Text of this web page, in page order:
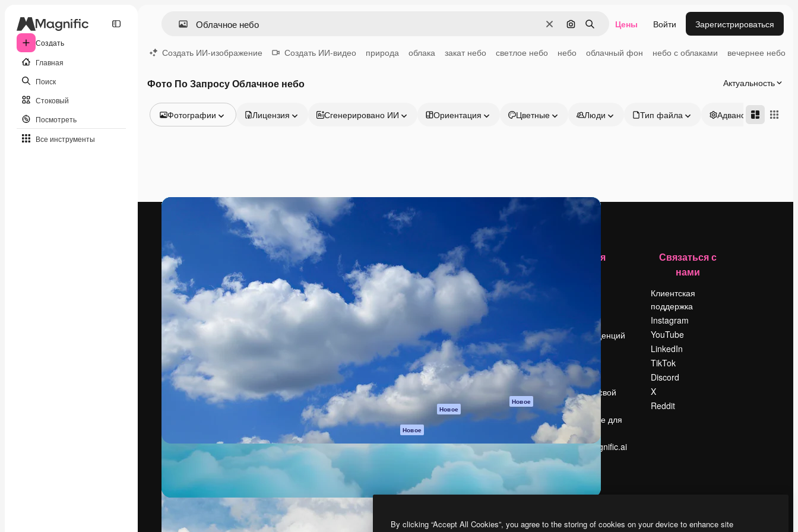
Создать
Главная
Поиск
Стоковый
Посмотреть
Все инструменты
ОчиститьПоиск по изображению
Поиск Цены Войти Зарегистрироваться
Создать ИИ-изображение Создать ИИ-видео природа облака закат небо светлое небо небо облачный фон небо с облаками вечернее небо
Фото По Запросу Облачное небо Актуальность
Фотографии
Видео
Иконки
3D-модели
Шрифты
Лицензия Сгенерировано ИИ Ориентация Цветные Люди Тип файла Адвансд
Креативная платформа для создания
ваших лучших работ. Более 1 миллиона
подписчиков среди креаторов,
предприятий, агентств и студий.
Pусский
Spaces
ИИ-помощник
Генератор
изображений ИИ
Генератор видео
Генератор голоса
на основе ИИ
Стоковый контент
MCP для
Claude/ChatGPT
Новое
Агенты Новое
API
Все инструменты
Magnific
Начать
Academy
Документация по
Пакету ИИ
Служба
Условия и
положения
Политика
конфиденциальности
Оригиналы Новое
Политика файлов
Центр доверия
Партнеры
Предприятие
Компания
Поиск тенденций
События
Slidesgo
Продайте свой
контент
Помещение для
прессы
Ищете magnific.ai
Связаться с
нами
Клиентская
поддержка
Instagram
YouTube
LinkedIn
TikTok
Discord
X
Reddit
By clicking “Accept All Cookies”, you agree to the storing of cookies on your device to enhance site